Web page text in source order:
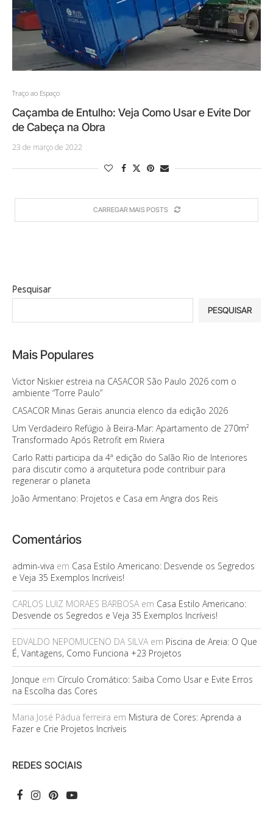
Traço ao Espaço
Caçamba de Entulho: Veja Como Usar e Evite Dor
de Cabeça na Obra
23 de março de 2022
CARREGAR MAIS POSTS
Pesquisar
PESQUISAR
Mais Populares
Victor Niskier estreia na CASACOR São Paulo 2026 com o
ambiente “Torre Paulo”
CASACOR Minas Gerais anuncia elenco da edição 2026
Um Verdadeiro Refúgio à Beira-Mar: Apartamento de 270m²
Transformado Após Retrofit em Riviera
Carlo Ratti participa da 4ª edição do Salão Rio de Interiores
para discutir como a arquitetura pode contribuir para
regenerar o planeta
João Armentano: Projetos e Casa em Angra dos Reis
Comentários
admin-viva em Casa Estilo Americano: Desvende os Segredos
e Veja 35 Exemplos Incríveis!
CARLOS LUIZ MORAES BARBOSAem Casa Estilo Americano:
Desvende os Segredos e Veja 35 Exemplos Incríveis!
EDVALDO NEPOMUCENO DA SILVAem Piscina de Areia: O Que
É, Vantagens, Como Funciona +23 Projetos
Jonque em Círculo Cromático: Saiba Como Usar e Evite Erros
na Escolha das Cores
Maria José Pádua ferreira em Mistura de Cores: Aprenda a
Fazer e Crie Projetos Incríveis
REDES SOCIAIS